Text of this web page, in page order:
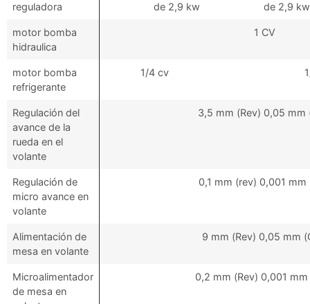
reguladora
de 2,9 kw
de 2,9 kw
motor bomba
hidraulica
1 CV
motor bomba
refrigerante
1/4 cv
Regulación del
avance de la
rueda en el
volante
3,5 mm (Rev) 0,05 mm
Regulación de
micro avance en
volante
0,1 mm (rev) 0,001 mm
Alimentación de
mesa en volante
9 mm (Rev) 0,05 mm
Microalimentador
de mesa en
0,2 mm (Rev) 0,001 mm